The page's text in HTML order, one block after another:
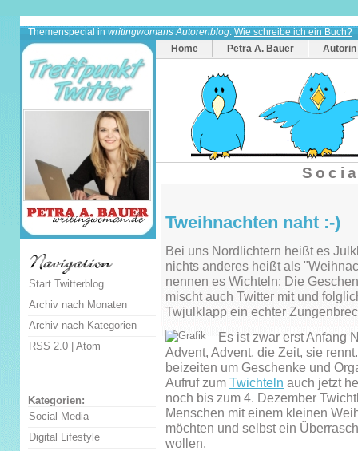
Themenspecial in writingwomans Autorenblog: Wie schreibe ich ein Buch?
Home
Petra A. Bauer Autorin
Tweihnachten naht :-)
Bei uns Nordlichtern heißt es
nichts anderes heißt als
nennen es Wichteln: Die
mischt auch Twitter mit und
Twjulklapp ein echter
Es ist zwar erst Anfang
Advent, Advent, die Zeit, sie
beizeiten um Geschenke und
Aufruf zum Twichteln auch jetzt
noch bis zum 4. Dezember
Menschen mit einem kleinen
möchten und selbst ein
wollen.
Start Twitterblog
Archiv nach Monaten
Archiv nach Kategorien
RSS 2.0 | Atom
Kategorien:
Social Media
Digital Lifestyle